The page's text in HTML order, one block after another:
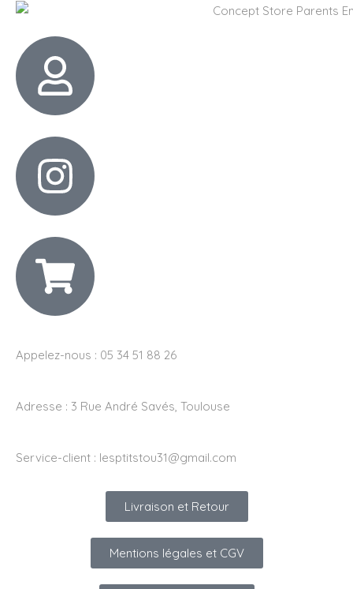
Appelez-nous : 05 34 51 88 26
Adresse : 3 Rue André Savés, Toulouse
Service-client : lesptitstou31@gmail.com
Livraison et Retour
Mentions légales et CGV